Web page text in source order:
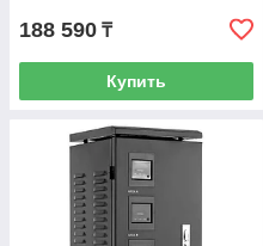
188 590 ₸
Купить